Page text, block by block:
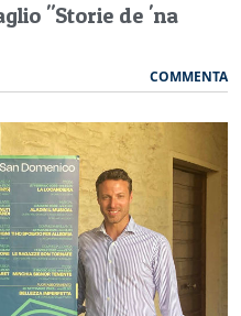
"Storie de 'na
COMMENTA